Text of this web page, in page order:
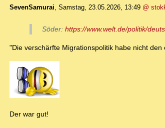
SevenSamurai, Samstag, 23.05.2026, 13:49 @
Söder: https://www.welt.de/politik/
"Die verschärfte Migrationspolitik habe nicht
Der war gut!